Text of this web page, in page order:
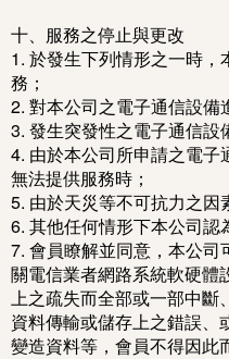
十、服務之停止與更改
1. 於發生下列情形之一時
務；
2. 對本公司之電子通信設備
3. 發生突發性之電子通信設
4. 由於本公司所申請之電子
無法提供服務時；
5. 由於天災等不可抗力之因
6. 其他任何情形下本公司認
7. 會員瞭解並同意，本公
關電信業者網路系統軟硬體
上之疏失而全部或一部中斷
資料傳輸或儲存上之錯誤、
變造資料等，會員不得因此